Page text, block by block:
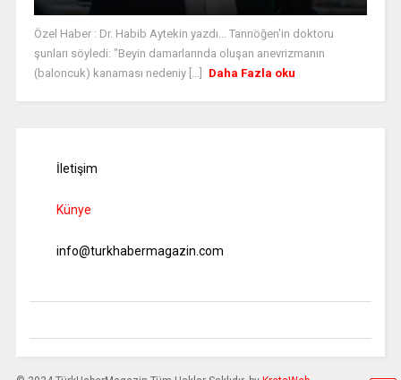
Özel Haber : Dr. Habib Aytekin yazdı... Tanrıöğen'in doktoru
şunları söyledi: "Beyin damarlarında oluşan anevrizmanın
(baloncuk) kanaması nedeniy [...]
Daha Fazla oku
İletişim
Künye
info@turkhabermagazin.com